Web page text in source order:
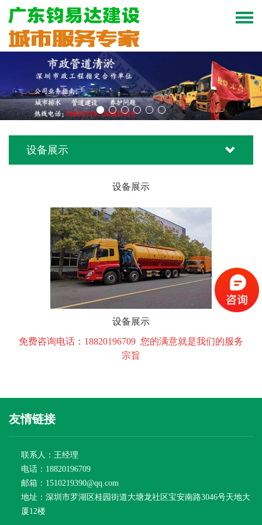
设备展示
设备展示
设备展示
免费咨询电话：18820196709 您的满意就是我们的服务
宗旨
友情链接
联系人：王经理
电话：18820196709
邮箱：1510219390@qq.com
地址：深圳市罗湖区桂园街道大塘龙社区宝安南路3046号天地大
厦12楼